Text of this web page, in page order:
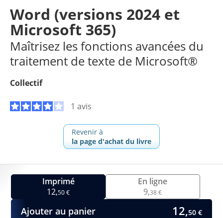
Word (versions 2024 et
Microsoft 365)
Maîtrisez les fonctions avancées du
traitement de texte de Microsoft®
Collectif
1 avis
Revenir à
la page d'achat du livre
Imprimé
12,50 €
En ligne
9,38 €
Ajouter au panier 12,50 €